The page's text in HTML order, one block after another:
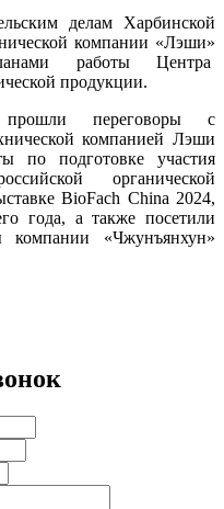
делам Харбинской
компании «Лэши»
работы Центра
продукции.
переговоры с
компанией Лэши
по подготовке участия
органической
BioFach China 2024,
года, а также посетили
компании «Чжунъянхун»